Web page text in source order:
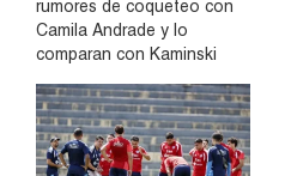
rumores de coqueteo con
Camila Andrade y lo
comparan con Kaminski